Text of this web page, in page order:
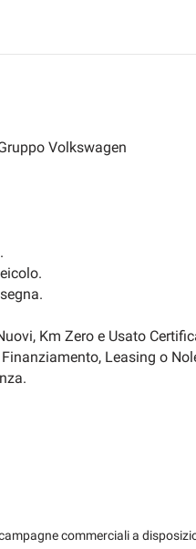
Volkswagen
Km Zero e Usato
Leasing o
Usato Autoselct
commerciali a